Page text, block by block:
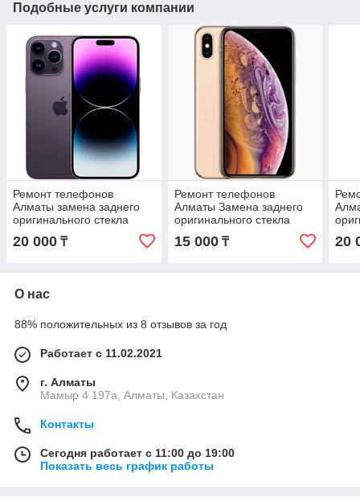
Подобные услуги компании
Ремонт телефонов
Алматы замена заднего
оригинального стекла
гарантией
20 000 ₸
Ремонт телефонов
Алматы Замена заднего
оригинального стекла
15 000₸ 20
О нас
88% положительных из 8 отзывов за год
Работает с 11.02.2021
г. Алматы
Мамыр 4 197а, Алматы, Казахстан
Контакты
Сегодня работает с 11:00 до 19:00
Показать весь график работы